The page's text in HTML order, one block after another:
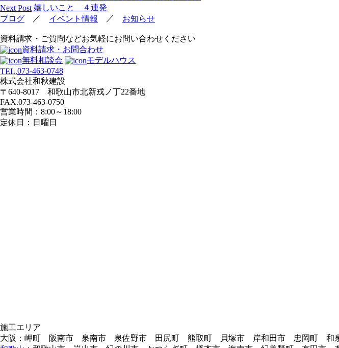
Next Post 嬉しいこと ４連発
ブログ ／ イベント情報 ／ お知らせ
資料請求・ご質問などお気軽にお問い合わせください
資料請求・お問合わせ
無料相談会
モデルハウス
TEL.073-463-0748
株式会社和秋建設
〒640-8017 和歌山市北新戎ノ丁22番地
FAX.073-463-0750
営業時間：8:00～18:00
定休日：日曜日
施工エリア
大阪：岬町 阪南市 泉南市 泉佐野市 田尻町 熊取町 貝塚市 岸和田市 忠岡町 和